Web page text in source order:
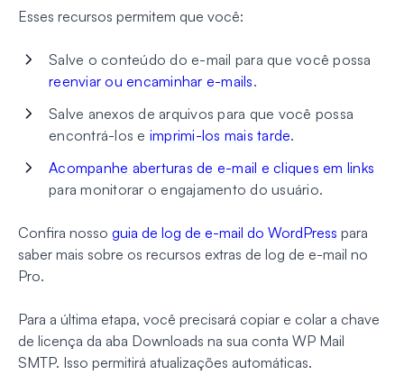
Esses recursos permitem que você:
Salve o conteúdo do e-mail para que você possa
reenviar ou encaminhar e-mails.
Salve anexos de arquivos para que você possa
encontrá-los e imprimi-los mais tarde.
Acompanhe aberturas de e-mail e cliques em links
para monitorar o engajamento do usuário.
Confira nosso guia de log de e-mail do WordPress para
saber mais sobre os recursos extras de log de e-mail no
Pro.
Para a última etapa, você precisará copiar e colar a chave
de licença da aba Downloads na sua conta WP Mail
SMTP. Isso permitirá atualizações automáticas.